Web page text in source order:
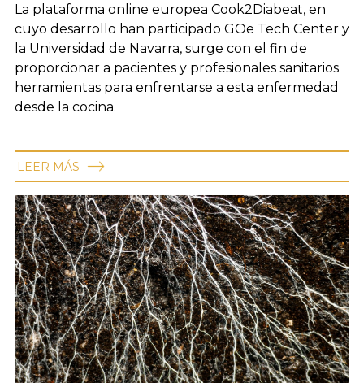
La plataforma online europea Cook2Diabeat, en
cuyo desarrollo han participado GOe Tech Center y
la Universidad de Navarra, surge con el fin de
proporcionar a pacientes y profesionales sanitarios
herramientas para enfrentarse a esta enfermedad
desde la cocina.
LEER MÁS